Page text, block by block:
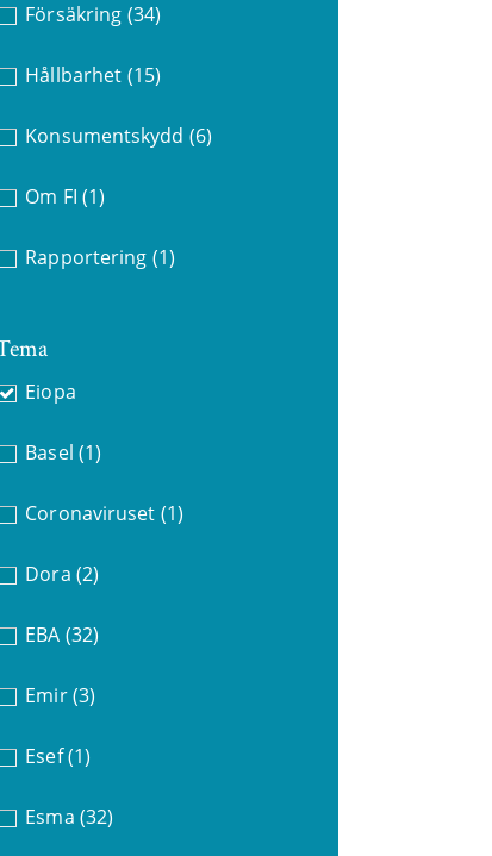
Försäkring (34)
Hållbarhet (15)
Konsumentskydd (6)
Om FI (1)
Rapportering (1)
Eiopa
Basel (1)
Coronaviruset (1)
Dora (2)
EBA (32)
Emir (3)
Esef (1)
Esma (32)